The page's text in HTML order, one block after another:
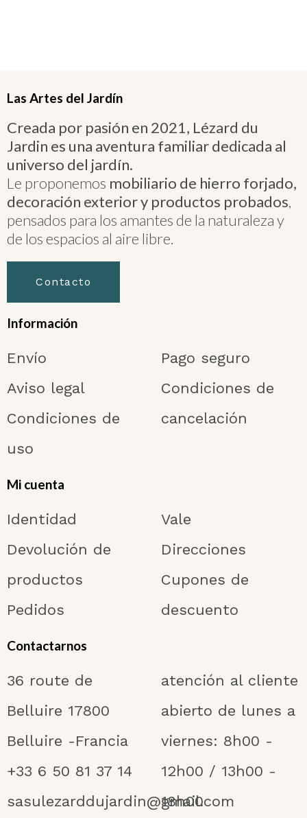
Las Artes del Jardín
Creada por pasión en 2021, Lézard du
Jardin es una aventura familiar dedicada al
universo del jardín.
Le proponemos mobiliario de hierro forjado,
decoración exterior y productos probados,
pensados para los amantes de la naturaleza y
de los espacios al aire libre.
Contacto
Información
Envío
Aviso legal
Condiciones de
uso
Pago seguro
Condiciones de
cancelación
Mi cuenta
Identidad
Devolución de
productos
Pedidos
Vale
Direcciones
Cupones de
descuento
Contactarnos
36 route de
Belluire 17800
Belluire -Francia
+33 6 50 81 37 14
sasulezarddujardin@gmail.com
atención al cliente
abierto de lunes a
viernes: 8h00 -
12h00 / 13h00 -
18h00